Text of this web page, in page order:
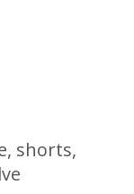
shorts,